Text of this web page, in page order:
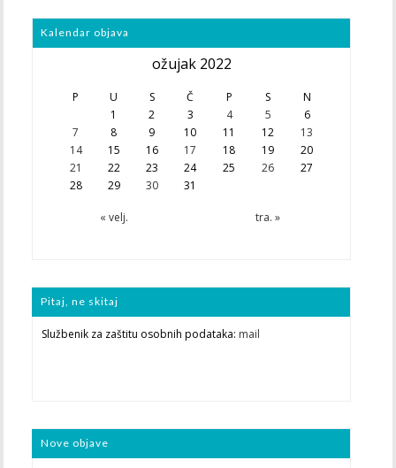
Kalendar objava
ožujak 2022
P U S Č P S N
« velj. tra. »
1 2 3 4 5
6
7
8 9 10 11 12
13
14
15 16 17 18 19
20
21
22 23 24 25 26
27
28
29 30 31
Pitaj, ne skitaj
Službenik za zaštitu osobnih podataka: mail
Nove objave